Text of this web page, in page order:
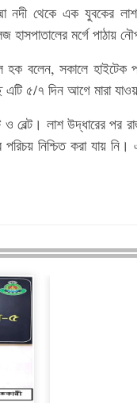
নদী থেকে এক যুবকের
মর্গে পাঠায়
বলেন, সকালে হাইটেক
এটি ৫/৭ দিন আগে মারা
ও বেল্ট। লাশ উদ্ধারের
নিশ্চিত করা যায়